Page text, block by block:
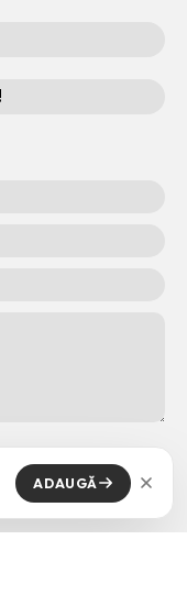
ADAUGĂ